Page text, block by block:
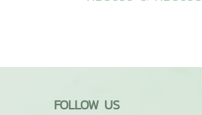
FOLLOW US